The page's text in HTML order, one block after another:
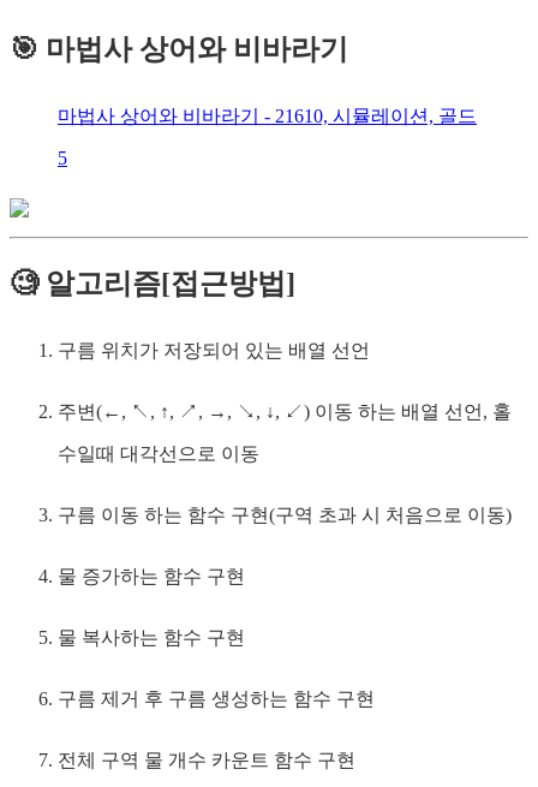
🎯 마법사 상어와 비바라기
마법사 상어와 비바라기 - 21610, 시뮬레이션, 골드
5
🧐 알고리즘[접근방법]
구름 위치가 저장되어 있는 배열 선언
주변(←, ↖, ↑, ↗, →, ↘, ↓, ↙) 이동 하는 배열 선언, 홀
수일때 대각선으로 이동
구름 이동 하는 함수 구현(구역 초과 시 처음으로 이동)
물 증가하는 함수 구현
물 복사하는 함수 구현
구름 제거 후 구름 생성하는 함수 구현
전체 구역 물 개수 카운트 함수 구현